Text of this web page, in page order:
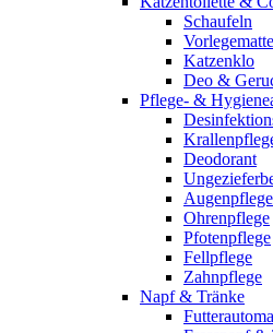
Schaufeln
Katzenklo
Deo &
Pflege- &
Deodorant
Augenpflege
Ohrenpflege
Pfotenpflege
Fellpflege
Zahnpflege
Napf & Tränke